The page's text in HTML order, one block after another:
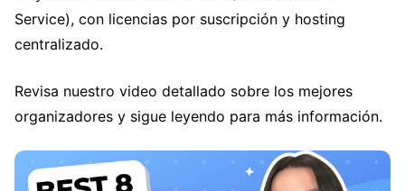
Service), con licencias por suscripción y hosting
centralizado.
Revisa nuestro video detallado sobre los mejores
organizadores y sigue leyendo para más información.